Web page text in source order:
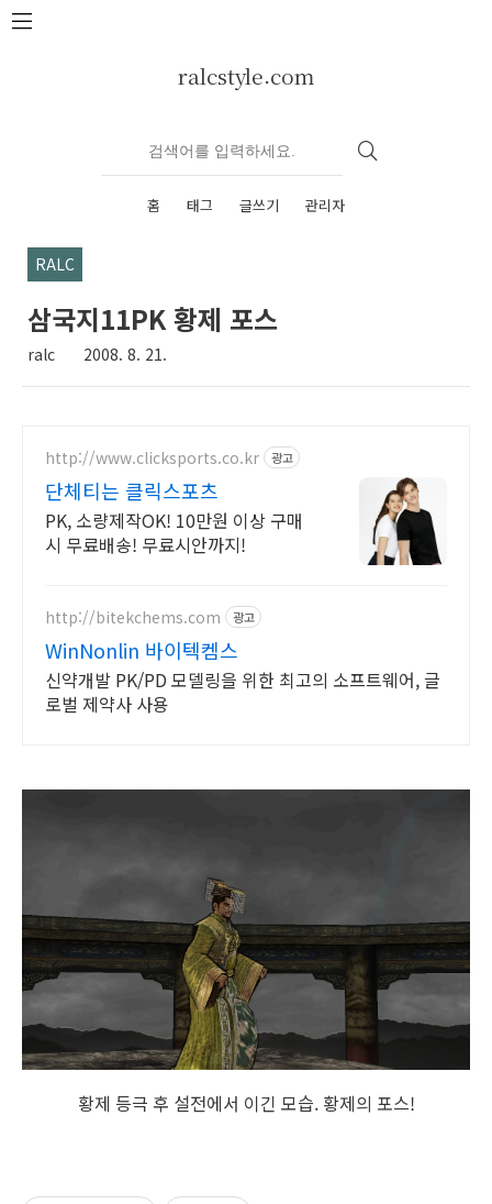
본문 바로가기
ralcstyle.com
홈 태그 글쓰기 관리자
RALC
삼국지11PK 황제 포스
ralc 2008. 8. 21.
http://www.clicksports.co.kr 광고
단체티는 클릭스포츠
PK, 소량제작OK! 10만원 이상 구매
시 무료배송! 무료시안까지!
http://bitekchems.com 광고
WinNonlin 바이텍켐스
신약개발 PK/PD 모델링을 위한 최고의 소프트웨어, 글
로벌 제약사 사용
황제 등극 후 설전에서 이긴 모습. 황제의 포스!